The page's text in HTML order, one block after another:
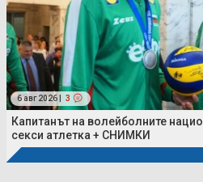
6 авг 2026 | 3
Капитанът на волейболните
секси атлетка + СНИМКИ